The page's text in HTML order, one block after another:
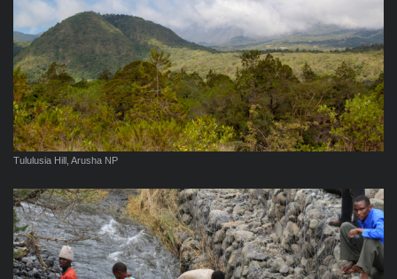
Tululusia Hill, Arusha NP